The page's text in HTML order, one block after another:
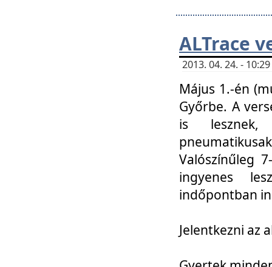
ALTrace
2013. 04. 24. -
Május 1.-én
Győrbe. A
is lesznek,
Valószínűleg
ingyenes
indőpontban
Jelentkezni az